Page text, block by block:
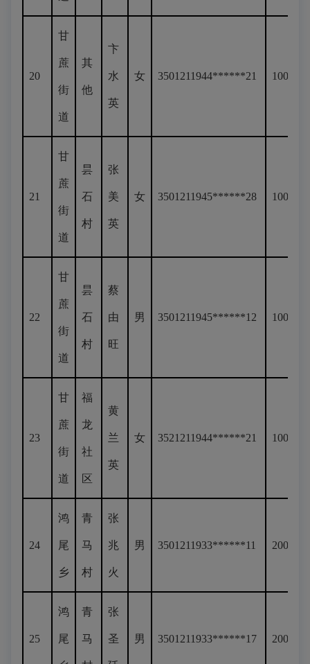
20
甘
蔗
街
道
其
他
卞
水
英
女 3501211944******21 100
21
甘
蔗
街
道
昙
石
村
张
美
英
女 3501211945******28 100
22
甘
蔗
街
道
昙
石
村
蔡
由
旺
男 3501211945******12 100
23
甘
蔗
街
道
福
龙
社
区
黄
兰
英
女 3521211944******21 100
24
鸿
尾
乡
青
马
村
张
兆
火
男 3501211933******11 200
25
鸿
尾
青
马
张
圣 男 3501211933******17 200